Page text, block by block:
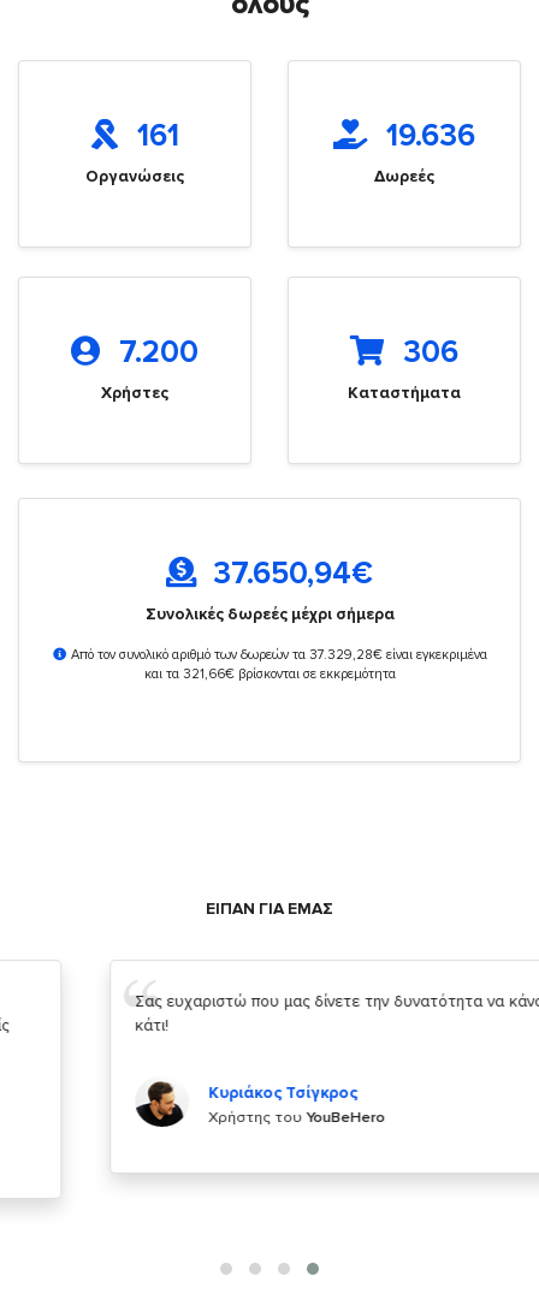
161
Οργανώσεις
19.636
Δωρεές
7.200
Χρήστες
306
Καταστήματα
37.650,94€
Συνολικές δωρεές μέχρι σήμερα
Από τον συνολικό αριθμό των δωρεών τα 37.329,28€ είναι εγκεκριμένα
και τα 321,66€ βρίσκονται σε εκκρεμότητα
ΕΙΠΑΝ ΓΙΑ ΕΜΑΣ
Σας ευχαριστώ που μας δίνετε την δυνατότητα να κάνουμε
Κυριάκος Τσίγκρος
Χρήστης τουYouBeHero